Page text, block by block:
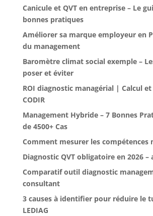
Canicule et QVT en entreprise – Le
bonnes pratiques
Améliorer sa marque employeur en
du management
Baromètre climat social exemple –
poser et éviter
ROI diagnostic managérial | Calcul
CODIR
Management Hybride – 7 Bonnes
de 4500+ Cas
Comment mesurer les compétences
Diagnostic QVT obligatoire en 2026 –
Comparatif outil diagnostic
consultant
3 causes à identifier pour réduire le
LEDIAG